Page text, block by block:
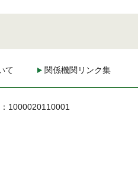
て 関係機関リンク集
1000020110001